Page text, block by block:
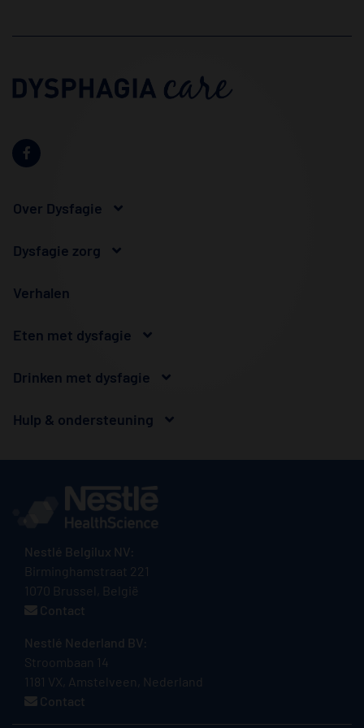
Over Dysfagie
Dysfagie zorg
Verhalen
Eten met dysfagie
Drinken met dysfagie
Hulp & ondersteuning
Nestlé Belgilux NV:
Birminghamstraat 221
1070 Brussel, België
Contact
Nestlé Nederland BV:
Stroombaan 14
1181 VX, Amstelveen, Nederland
Contact